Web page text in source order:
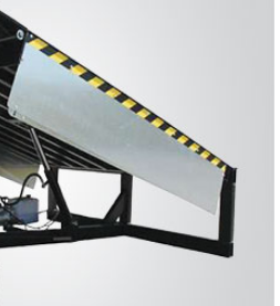
et sa sécurité même dans les situations
difficiles